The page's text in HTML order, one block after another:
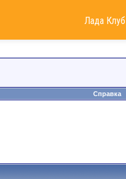
Лада Клуб
Справка